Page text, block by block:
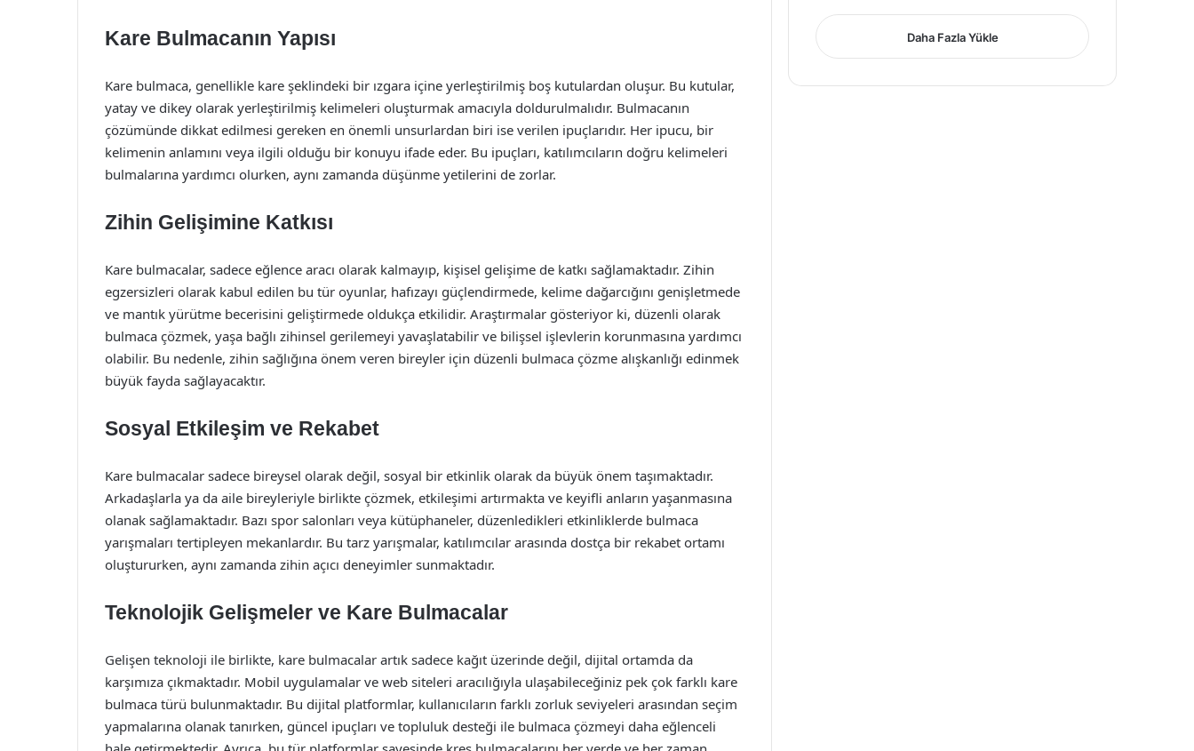
Kare Bulmacanın Yapısı
Kare bulmaca, genellikle kare şeklindeki bir ızgara içine yerleştirilmiş boş kutulardan oluşur. Bu kutular,
yatay ve dikey olarak yerleştirilmiş kelimeleri oluşturmak amacıyla doldurulmalıdır. Bulmacanın
çözümünde dikkat edilmesi gereken en önemli unsurlardan biri ise verilen ipuçlarıdır. Her ipucu, bir
kelimenin anlamını veya ilgili olduğu bir konuyu ifade eder. Bu ipuçları, katılımcıların doğru kelimeleri
bulmalarına yardımcı olurken, aynı zamanda düşünme yetilerini de zorlar.
Zihin Gelişimine Katkısı
Kare bulmacalar, sadece eğlence aracı olarak kalmayıp, kişisel gelişime de katkı sağlamaktadır. Zihin
egzersizleri olarak kabul edilen bu tür oyunlar, hafızayı güçlendirmede, kelime dağarcığını genişletmede
ve mantık yürütme becerisini geliştirmede oldukça etkilidir. Araştırmalar gösteriyor ki, düzenli olarak
bulmaca çözmek, yaşa bağlı zihinsel gerilemeyi yavaşlatabilir ve bilişsel işlevlerin korunmasına yardımcı
olabilir. Bu nedenle, zihin sağlığına önem veren bireyler için düzenli bulmaca çözme alışkanlığı edinmek
büyük fayda sağlayacaktır.
Sosyal Etkileşim ve Rekabet
Kare bulmacalar sadece bireysel olarak değil, sosyal bir etkinlik olarak da büyük önem taşımaktadır.
Arkadaşlarla ya da aile bireyleriyle birlikte çözmek, etkileşimi artırmakta ve keyifli anların yaşanmasına
olanak sağlamaktadır. Bazı spor salonları veya kütüphaneler, düzenledikleri etkinliklerde bulmaca
yarışmaları tertipleyen mekanlardır. Bu tarz yarışmalar, katılımcılar arasında dostça bir rekabet ortamı
oluştururken, aynı zamanda zihin açıcı deneyimler sunmaktadır.
Teknolojik Gelişmeler ve Kare Bulmacalar
Gelişen teknoloji ile birlikte, kare bulmacalar artık sadece kağıt üzerinde değil, dijital ortamda da
karşımıza çıkmaktadır. Mobil uygulamalar ve web siteleri aracılığıyla ulaşabileceğiniz pek çok farklı kare
bulmaca türü bulunmaktadır. Bu dijital platformlar, kullanıcıların farklı zorluk seviyeleri arasından seçim
yapmalarına olanak tanırken, güncel ipuçları ve topluluk desteği ile bulmaca çözmeyi daha eğlenceli
Daha Fazla Yükle